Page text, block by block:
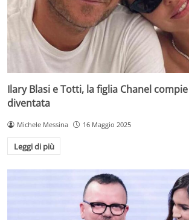
Ilary Blasi e Totti, la figlia Chanel
diventata
Michele Messina 16 Maggio 2025
Leggi di più